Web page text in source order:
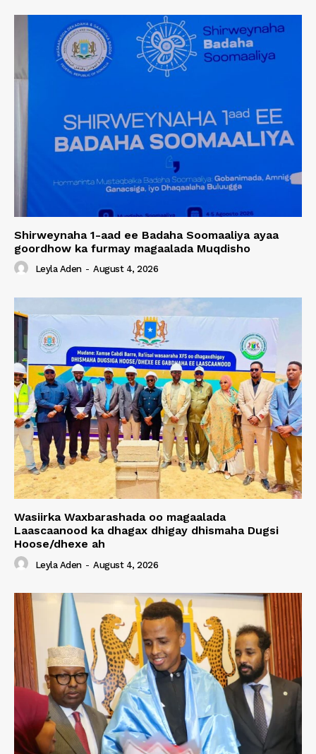
Shirweynaha 1-aad ee Badaha Soomaaliya ayaa
goordhow ka furmay magaalada Muqdisho
Leyla Aden - August 4, 2026
Wasiirka Waxbarashada oo magaalada
Laascaanood ka dhagax dhigay dhismaha Dugsi
Hoose/dhexe ah
Leyla Aden - August 4, 2026